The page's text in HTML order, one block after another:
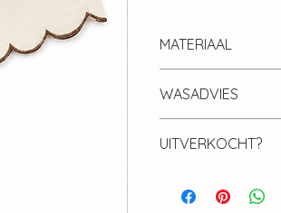
MATERIAAL
WASADVIES
UITVERKOCHT?
Daar hebben we